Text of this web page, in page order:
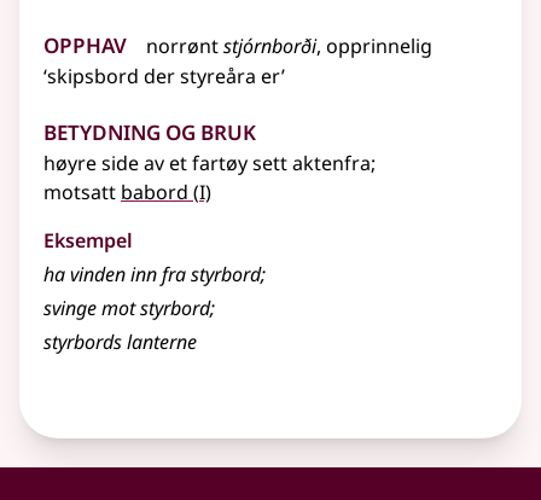
Opphav norrøntstjórnborði, opprinnelig
‘skipsbord der styreåra er’
Betydning og bruk
høyre side av et fartøy sett aktenfra;
motsatt babord (1
I)
Eksempel
ha vinden inn frastyrbord;
svinge mot styrbord;
styrbords lanterne